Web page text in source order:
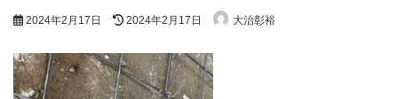
2024年2月17日
最
新
日
時
2024年2月17日 大治彰裕